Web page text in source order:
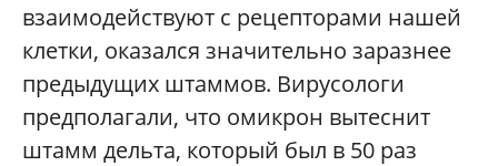
взаимодействуют с рецепторами нашей
клетки, оказался значительно заразнее
предыдущих штаммов. Вирусологи
предполагали, что омикрон вытеснит
штамм дельта, который был в 50 раз